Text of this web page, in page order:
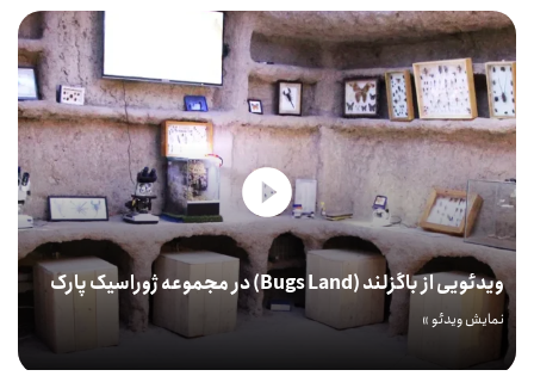
ویدئویی از باگزلند (Bugs Land) در مجموعه ژوراسیک پارک
نمایش ویدئو »